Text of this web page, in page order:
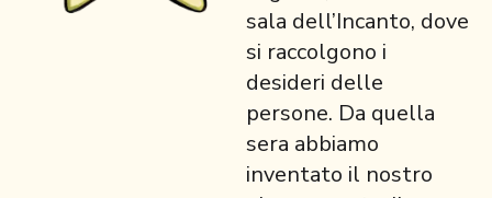
sala dell’Incanto, dove
si raccolgono i
desideri delle
persone. Da quella
sera abbiamo
inventato il nostro